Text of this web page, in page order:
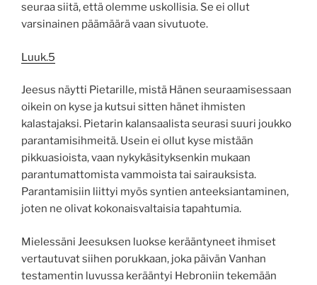
seuraa siitä, että olemme uskollisia. Se ei ollut
varsinainen päämäärä vaan sivutuote.
Luuk.5
Jeesus näytti Pietarille, mistä Hänen seuraamisessaan
oikein on kyse ja kutsui sitten hänet ihmisten
kalastajaksi. Pietarin kalansaalista seurasi suuri joukko
parantamisihmeitä. Usein ei ollut kyse mistään
pikkuasioista, vaan nykykäsityksenkin mukaan
parantumattomista vammoista tai sairauksista.
Parantamisiin liittyi myös syntien anteeksiantaminen,
joten ne olivat kokonaisvaltaisia tapahtumia.
Mielessäni Jeesuksen luokse kerääntyneet ihmiset
vertautuvat siihen porukkaan, joka päivän Vanhan
testamentin luvussa kerääntyi Hebroniin tekemään